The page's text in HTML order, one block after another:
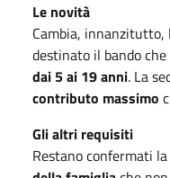
Le novità
Cambia, innanzitutto,
destinato il bando
dai 5 ai 19 anni. La
contributo massimo
Gli altri requisiti
Restano confermati la